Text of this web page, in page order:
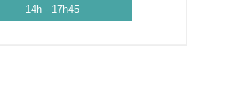
14h - 17h45